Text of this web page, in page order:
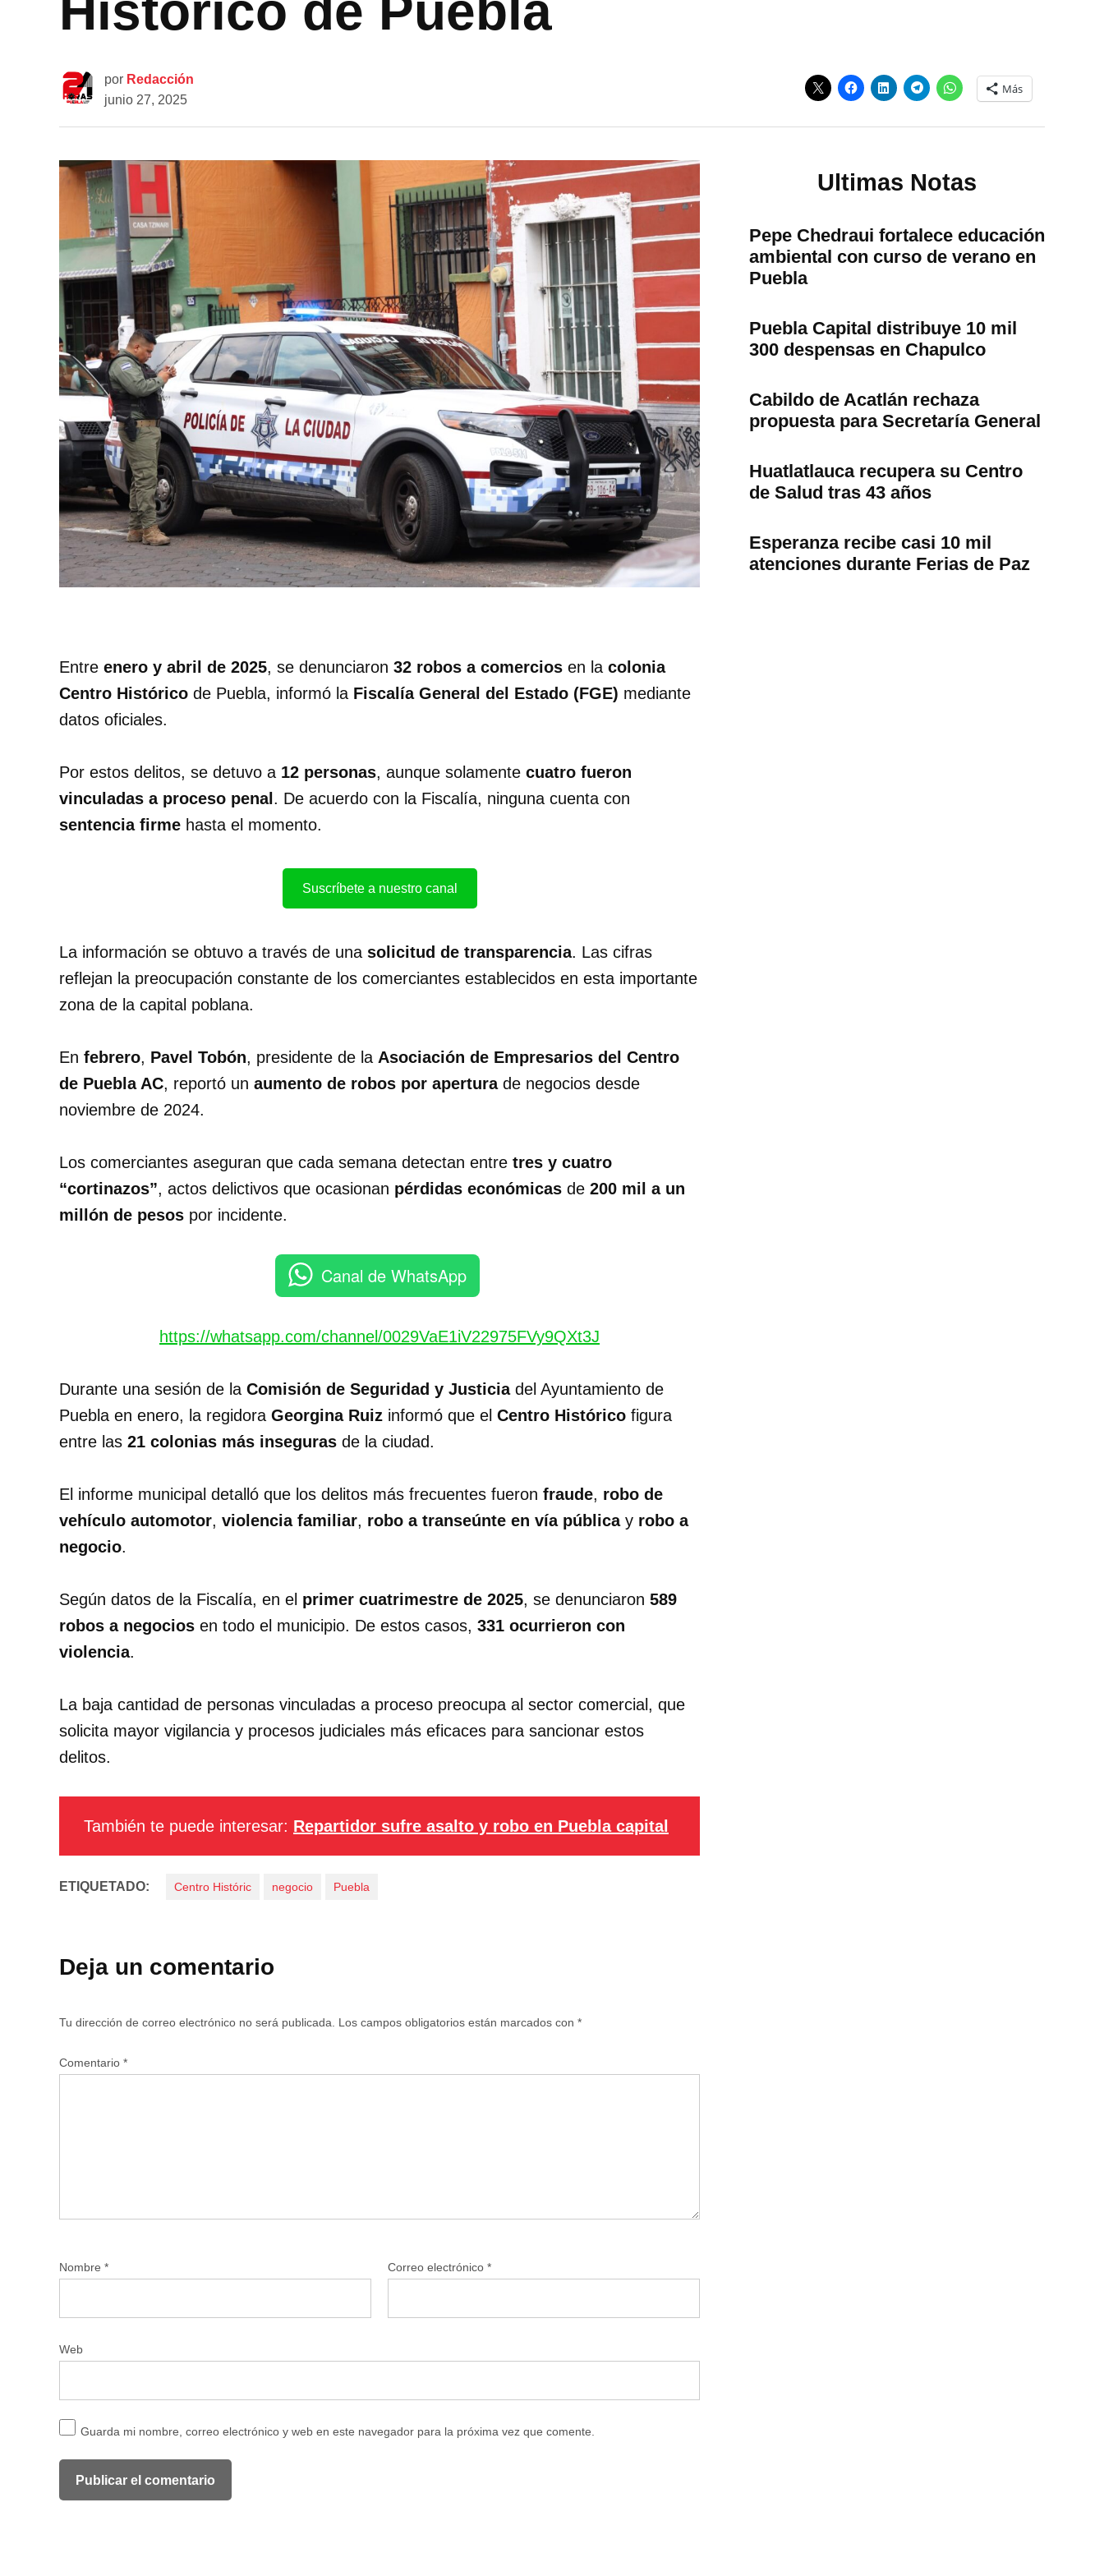
por Redacción
junio 27, 2025
Más
Entre enero y abril de 2025, se denunciaron 32 robos a comercios en la colonia
Centro Histórico de Puebla, informó la Fiscalía General del Estado (FGE) mediante
datos oficiales.
Por estos delitos, se detuvo a 12 personas, aunque solamente cuatro fueron
vinculadas a proceso penal . De acuerdo con la Fiscalía, ninguna cuenta con
sentencia firme hasta el momento.
Suscríbete a nuestro canal
La información se obtuvo a través de una solicitud de transparencia. Las cifras
reflejan la preocupación constante de los comerciantes establecidos en esta importante
zona de la capital poblana.
En febrero, Pavel Tobón, presidente de la Asociación de Empresarios del Centro
de Puebla AC, reportó un aumento de robos por aperturade negocios desde
noviembre de 2024.
Los comerciantes aseguran que cada semana detectan entre tres y cuatro
“cortinazos”, actos delictivos que ocasionan pérdidas económicas de 200 mil a un
millón de pesos por incidente.
Canal de WhatsApp
https://whatsapp.com/channel/0029VaE1iV22975FVy9QXt3J
Durante una sesión de la Comisión de Seguridad y Justiciadel Ayuntamiento de
Puebla en enero, la regidora Georgina Ruiz informó que el Centro Histórico figura
entre las 21 colonias más inseguras de la ciudad.
El informe municipal detalló que los delitos más frecuentes fueron fraude, robo de
vehículo automotor, violencia familiar, robo a transeúnte en vía públicay robo a
negocio.
Según datos de la Fiscalía, en el primer cuatrimestre de 2025, se denunciaron 589
robos a negocios en todo el municipio. De estos casos, 331 ocurrieron con
violencia.
La baja cantidad de personas vinculadas a proceso preocupa al sector comercial, que
solicita mayor vigilancia y procesos judiciales más eficaces para sancionar estos
delitos.
También te puede interesar: Repartidor sufre asalto y robo en Puebla capital
ETIQUETADO: Centro Históric negocio Puebla
Deja un comentario
Tu dirección de correo electrónico no será publicada. Los campos obligatorios están marcados con *
Comentario *
Nombre * Correo electrónico *
Web
Guarda mi nombre, correo electrónico y web en este navegador para la próxima vez que comente.
Ultimas Notas
Pepe Chedraui fortalece educación
ambiental con curso de verano en
Puebla
Puebla Capital distribuye 10 mil
300 despensas en Chapulco
Cabildo de Acatlán rechaza
propuesta para Secretaría General
Huatlatlauca recupera su Centro
de Salud tras 43 años
Esperanza recibe casi 10 mil
atenciones durante Ferias de Paz